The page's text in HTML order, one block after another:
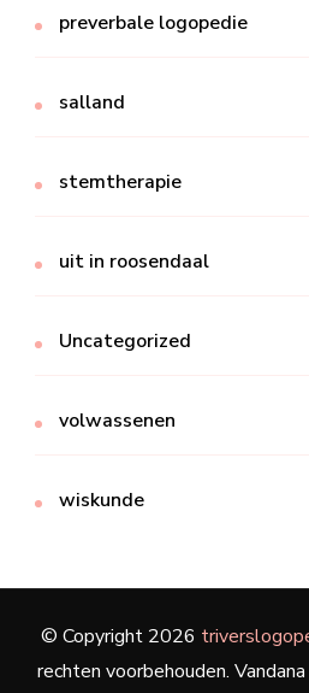
preverbale logopedie
salland
stemtherapie
uit in roosendaal
Uncategorized
volwassenen
wiskunde
© Copyright 2026
rechten voorbehouden.